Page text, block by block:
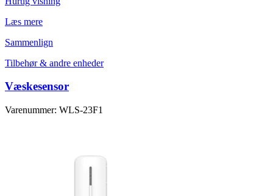
Læs mere
Sammenlign
Tilbehør & andre enheder
Væskesensor
Varenummer: WLS-23F1